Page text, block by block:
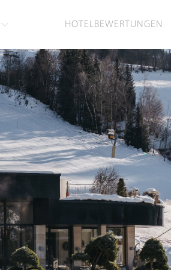
HOTELBEWERTUNGEN